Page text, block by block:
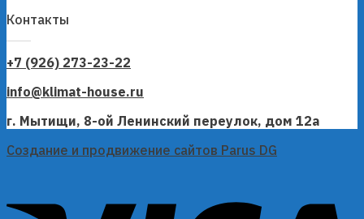
Контакты
+7 (926) 273-23-22
info@klimat-house.ru
г. Мытищи, 8-ой Ленинский переулок, дом 12а
Создание и продвижение сайтов Parus DG